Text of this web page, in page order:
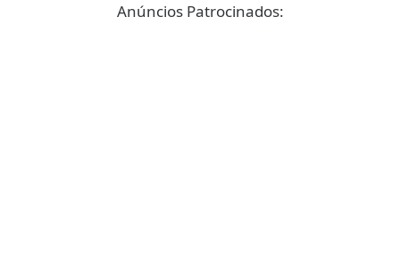
Anúncios Patrocinados: